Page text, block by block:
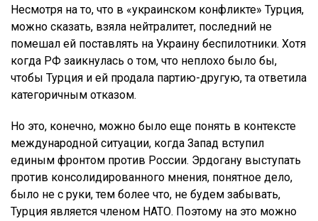
Несмотря на то, что в «украинском конфликте» Турция,
можно сказать, взяла нейтралитет, последний не
помешал ей поставлять на Украину беспилотники. Хотя
когда РФ заикнулась о том, что неплохо было бы,
чтобы Турция и ей продала партию-другую, та ответила
категоричным отказом.
Но это, конечно, можно было еще понять в контексте
международной ситуации, когда Запад вступил
единым фронтом против России. Эрдогану выступать
против консолидированного мнения, понятное дело,
было не с руки, тем более что, не будем забывать,
Турция является членом НАТО. Поэтому на это можно